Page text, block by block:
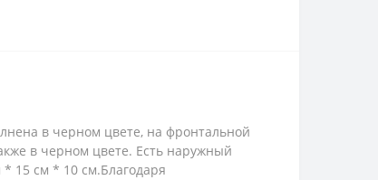
в черном цвете, на фронтальной
в черном цвете. Есть наружный
* 15 см * 10 см.Благодаря